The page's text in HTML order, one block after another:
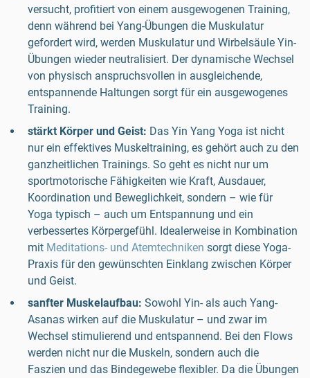
versucht, profitiert von einem ausgewogenen Training,
denn während bei Yang-Übungen die Muskulatur
gefordert wird, werden Muskulatur und Wirbelsäule Yin-
Übungen wieder neutralisiert. Der dynamische Wechsel
von physisch anspruchsvollen in ausgleichende,
entspannende Haltungen sorgt für ein ausgewogenes
Training.
stärkt Körper und Geist: Das Yin Yang Yoga ist nicht
nur ein effektives Muskeltraining, es gehört auch zu den
ganzheitlichen Trainings. So geht es nicht nur um
sportmotorische Fähigkeiten wie Kraft, Ausdauer,
Koordination und Beweglichkeit, sondern – wie für
Yoga typisch – auch um Entspannung und ein
verbessertes Körpergefühl. Idealerweise in Kombination
mit Meditations- und Atemtechniken sorgt diese Yoga-
Praxis für den gewünschten Einklang zwischen Körper
und Geist.
sanfter Muskelaufbau: Sowohl Yin- als auch Yang-
Asanas wirken auf die Muskulatur – und zwar im
Wechsel stimulierend und entspannend. Bei den Flows
werden nicht nur die Muskeln, sondern auch die
Faszien und das Bindegewebe flexibler. Da die Übungen